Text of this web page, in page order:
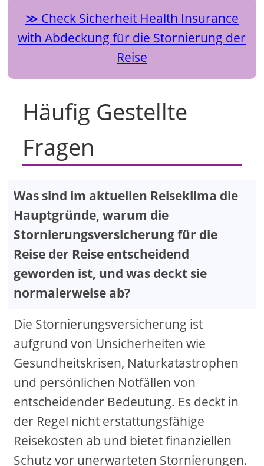
Check Sicherheit Health Insurance
with Abdeckung für die Stornierung der
Reise
Häufig Gestellte
Fragen
Was sind im aktuellen Reiseklima die
Hauptgründe, warum die
Stornierungsversicherung für die
Reise der Reise entscheidend
geworden ist, und was deckt sie
normalerweise ab?
Die Stornierungsversicherung ist
aufgrund von Unsicherheiten wie
Gesundheitskrisen, Naturkatastrophen
und persönlichen Notfällen von
entscheidender Bedeutung. Es deckt in
der Regel nicht erstattungsfähige
Reisekosten ab und bietet finanziellen
Schutz vor unerwarteten Stornierungen.